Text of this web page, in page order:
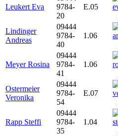
Leukert Eva
9784-
20
E.05
Lindinger
Andreas
09444
9784-
40
1.06
Meyer Rosina
09444
9784-
41
1.06
Ostermeier
Veronika
09444
9784-
54
E.07
Rapp Steffi
09444
9784-
35
1.04